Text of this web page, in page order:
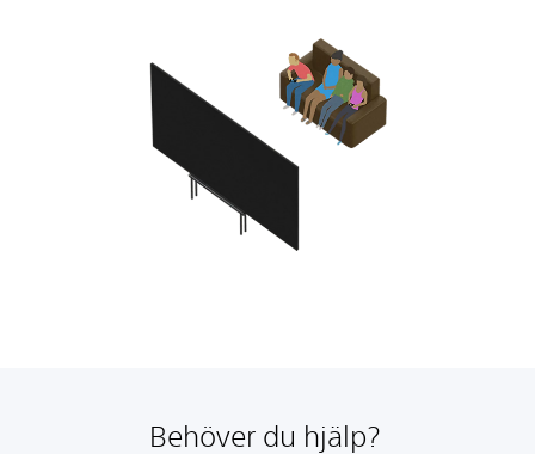
Behöver du hjälp?